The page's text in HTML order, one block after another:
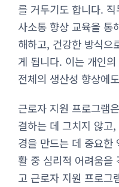
를 거두기도 합니다.
사소통 향상 교육을 통
해하고, 건강한 방식으
게 됩니다. 이는 개인
전체의 생산성 향상에
근로자 지원 프로그램
결하는 데 그치지 않고
경을 만드는 데 중요한
활 중 심리적 어려움을
고 근로자 지원 프로그